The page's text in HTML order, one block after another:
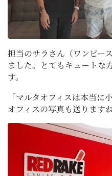
担当のサラさん（ワンピー
ました。とてもキュートな
す。
「マルタオフィスは本当
オフィスの写真も送りますね